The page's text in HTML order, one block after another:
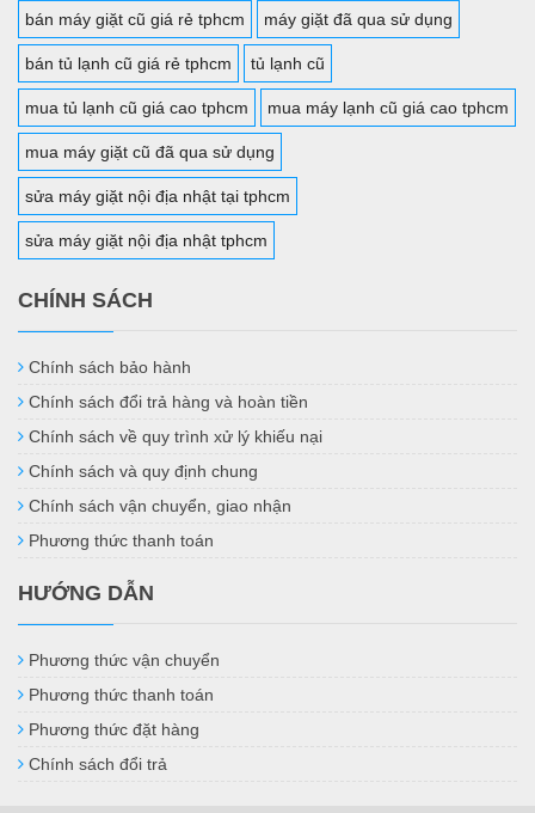
bán máy giặt cũ giá rẻ tphcm máy giặt đã qua sử dụng
bán tủ lạnh cũ giá rẻ tphcm tủ lạnh cũ
mua tủ lạnh cũ giá cao tphcm mua máy lạnh cũ giá cao tphcm
mua máy giặt cũ đã qua sử dụng
sửa máy giặt nội địa nhật tại tphcm
sửa máy giặt nội địa nhật tphcm
CHÍNH SÁCH
Chính sách bảo hành
Chính sách đổi trả hàng và hoàn tiền
Chính sách về quy trình xử lý khiếu nại
Chính sách và quy định chung
Chính sách vận chuyển, giao nhận
Phương thức thanh toán
HƯỚNG DẪN
Phương thức vận chuyển
Phương thức thanh toán
Phương thức đặt hàng
Chính sách đổi trả